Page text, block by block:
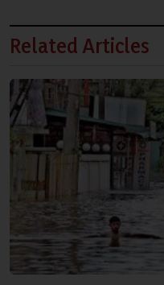
Related Articles